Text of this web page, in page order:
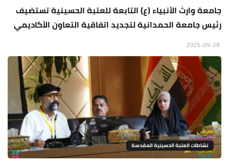
جامعة وارث الأنبياء (ع) التابعة للعتبة الحسينية تستضيف
رئيس جامعة الحمدانية لتجديد اتفاقية التعاون الأكاديمي
نشاطات العتبة الحسينية المقدسة